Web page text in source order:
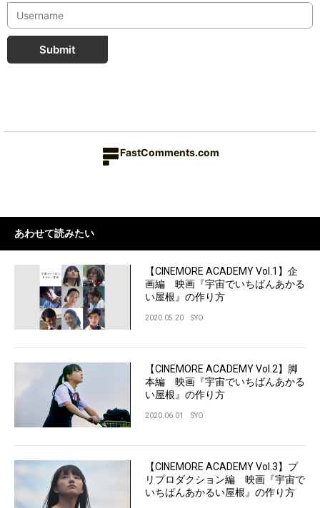
Submit
FastComments.com
あわせて読みたい
【CINEMORE ACADEMY Vol.1】企
画編 映画『宇宙でいちばんあかる
い屋根』の作り方
2020.05.20 SYO
【CINEMORE ACADEMY Vol.2】脚
本編 映画『宇宙でいちばんあかる
い屋根』の作り方
2020.06.01 SYO
【CINEMORE ACADEMY Vol.3】プ
リプロダクション編 映画『宇宙で
いちばんあかるい屋根』の作り方